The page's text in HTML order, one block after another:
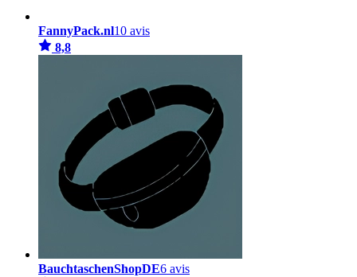
FannyPack.nl10 avis
8,8
BauchtaschenShopDE6 avis